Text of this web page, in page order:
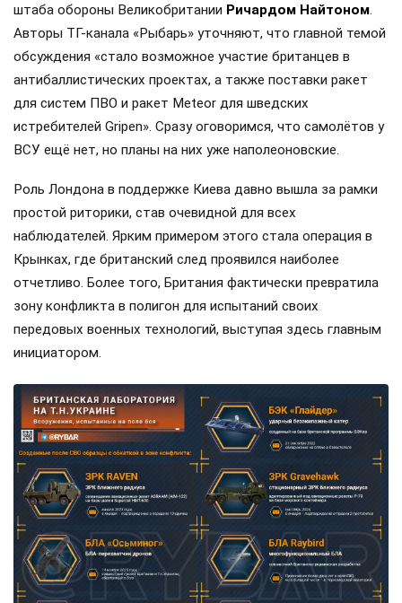
штаба обороны Великобритании Ричардом Найтоном.
Авторы ТГ-канала «Рыбарь» уточняют, что главной темой
обсуждения «стало возможное участие британцев в
антибаллистических проектах, а также поставки ракет
для систем ПВО и ракет Meteor для шведских
истребителей Gripen». Сразу оговоримся, что самолётов у
ВСУ ещё нет, но планы на них уже наполеоновские.
Роль Лондона в поддержке Киева давно вышла за рамки
простой риторики, став очевидной для всех
наблюдателей. Ярким примером этого стала операция в
Крынках, где британский след проявился наиболее
отчетливо. Более того, Британия фактически превратила
зону конфликта в полигон для испытаний своих
передовых военных технологий, выступая здесь главным
инициатором.